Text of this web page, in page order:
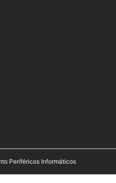
Periféricos Informáticos